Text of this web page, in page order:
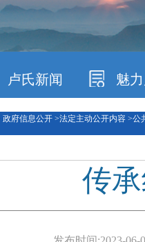
卢氏新闻 魅
政府信息公开 >法定主动公开内容 >公
传